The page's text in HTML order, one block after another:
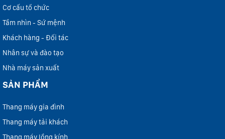
Cơ cấu tổ chức
Tầm nhìn - Sứ mệnh
Khách hàng - Đối tác
Nhân sự và đào tạo
Nhà máy sản xuất
SẢN PHẨM
Thang máy gia đình
Thang máy tải khách
Thang máy lồng kính